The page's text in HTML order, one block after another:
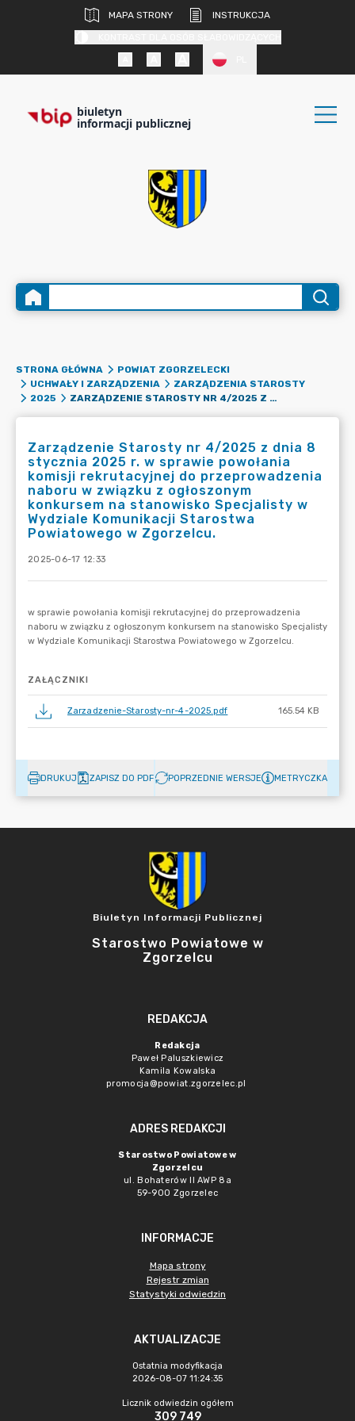
MAPA STRONY
INSTRUKCJA
biuletyn
informacji publicznej
STRONA GŁÓWNA
POWIAT ZGORZELECKI
UCHWAŁY I ZARZĄDZENIA
ZARZĄDZENIA STAROSTY
2025
ZARZĄDZENIE STAROSTY NR 4/2025 Z DNIA 8 STYCZNIA 2025 R. W SPRAWIE POWOŁANIA KOMISJI REKRUTACYJNEJ DO PRZEPROWADZENIA NABORU W ZWIĄZKU Z OGŁOSZONYM KONKURSEM NA STANOWISKO SPECJALISTY W WYDZIALE KOMUNIKACJI STAROSTWA POWIATOWEGO W ZGORZELCU.
Zarządzenie Starosty nr 4/2025 z dnia 8
stycznia 2025 r. w sprawie powołania
komisji rekrutacyjnej do przeprowadzenia
naboru w związku z ogłoszonym
konkursem na stanowisko Specjalisty w
Wydziale Komunikacji Starostwa
Powiatowego w Zgorzelcu.
2025-06-17 12:33
ZAŁĄCZNIKI
Zarzadzenie-Starosty-nr-4-2025.pdf 165.54 KB
DRUKUJ ZAPISZ DO PDF POPRZEDNIE WERSJE METRYCZKA
Biuletyn Informacji Publicznej
Starostwo Powiatowe w
Zgorzelcu
REDAKCJA
Redakcja
Paweł Paluszkiewicz
Kamila Kowalska
promocja@powiat.zgorzelec.pl
ADRES REDAKCJI
Starostwo Powiatowe w
Zgorzelcu
ul. Bohaterów II AWP 8a
59-900 Zgorzelec
INFORMACJE
Mapa strony
Rejestr zmian
Statystyki odwiedzin
AKTUALIZACJE
Ostatnia modyfikacja
2026-08-07 11:24:35
Licznik odwiedzin ogółem
309 749